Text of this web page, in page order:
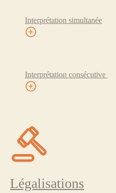
Interprétation simultanée
Interprétation consécutive
Légalisations